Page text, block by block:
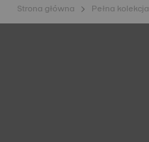
Strona główna Pełna kolekcja